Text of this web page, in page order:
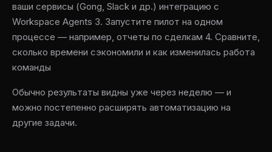
ваши сервисы (Gong, Slack и др.) интеграцию с
Workspace Agents 3. Запустите пилот на одном
процессе — например, отчеты по сделкам 4. Сравните,
сколько времени сэкономили и как изменилась работа
команды
Обычно результаты видны уже через неделю — и
можно постепенно расширять автоматизацию на
другие задачи.